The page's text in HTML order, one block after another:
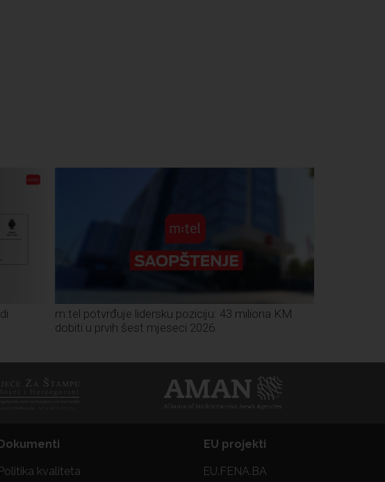
m:tel potvrđuje lidersku poziciju: 43 miliona KM
dobiti u prvih šest mjeseci 2026.
Dokumenti
Politika kvaliteta
EU projekti
EU.FENA.BA